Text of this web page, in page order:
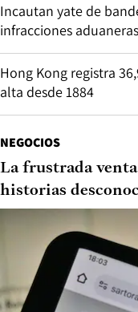
Incautan yate de
infracciones
Hong Kong registra
alta desde 1884
NEGOCIOS
La frustrada
historias